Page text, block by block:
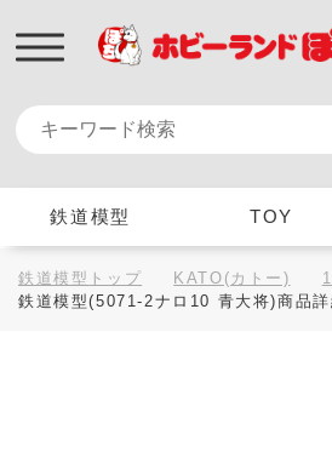
鉄道模型 TOY
鉄道模型トップ KATO(カトー)
鉄道模型(5071-2ナロ10 青大将)商品詳